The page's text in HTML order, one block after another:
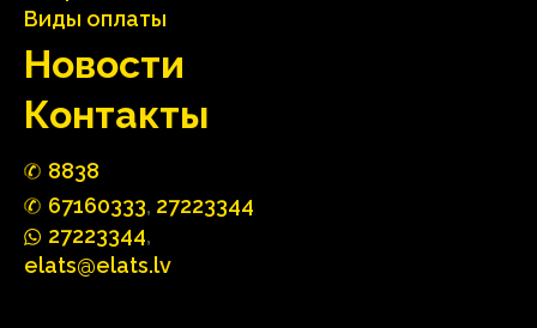
Виды оплаты
Hовости
Контакты
8838
67160333, 27223344
27223344,
elats@elats.lv